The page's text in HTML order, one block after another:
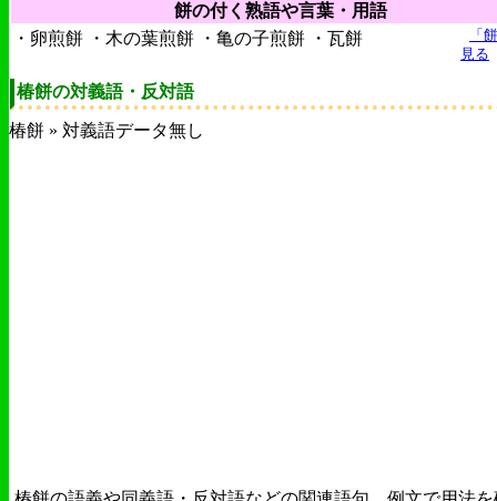
餅の付く熟語や言葉・用語
・卵煎餅 ・木の葉煎餅 ・亀の子煎餅 ・瓦餅
「
見る
椿餅の対義語・反対語
椿餅 » 対義語データ無し